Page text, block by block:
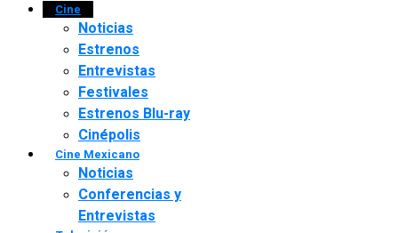
Cine
Noticias
Estrenos
Entrevistas
Festivales
Estrenos Blu-ray
Cinépolis
Cine Mexicano
Noticias
Conferencias y
Entrevistas